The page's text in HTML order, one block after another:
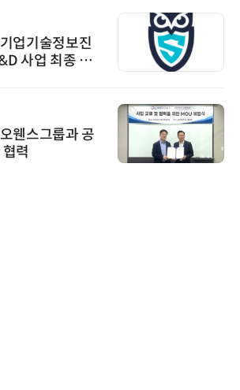
업기술정보진
사업 최종 선
웬스그룹과 공
력